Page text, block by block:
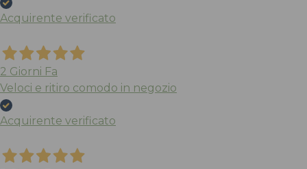
Acquirente verificato
2 Giorni Fa
Veloci e ritiro comodo in negozio
Acquirente verificato